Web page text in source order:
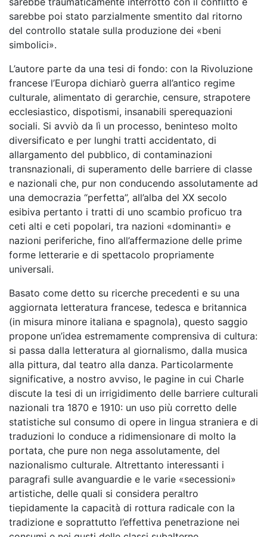
sarebbe poi stato parzialmente smentito dal ritorno
del controllo statale sulla produzione dei «beni
simbolici».
L’autore parte da una tesi di fondo: con la Rivoluzione
francese l’Europa dichiarò guerra all’antico regime
culturale, alimentato di gerarchie, censure, strapotere
ecclesiastico, dispotismi, insanabili sperequazioni
sociali. Si avviò da lì un processo, beninteso molto
diversificato e per lunghi tratti accidentato, di
allargamento del pubblico, di contaminazioni
transnazionali, di superamento delle barriere di classe
e nazionali che, pur non conducendo assolutamente ad
una democrazia “perfetta”, all’alba del XX secolo
esibiva pertanto i tratti di uno scambio proficuo tra
ceti alti e ceti popolari, tra nazioni «dominanti» e
nazioni periferiche, fino all’affermazione delle prime
forme letterarie e di spettacolo propriamente
universali.
Basato come detto su ricerche precedenti e su una
aggiornata letteratura francese, tedesca e britannica
(in misura minore italiana e spagnola), questo saggio
propone un’idea estremamente comprensiva di cultura:
si passa dalla letteratura al giornalismo, dalla musica
alla pittura, dal teatro alla danza. Particolarmente
significative, a nostro avviso, le pagine in cui Charle
discute la tesi di un irrigidimento delle barriere culturali
nazionali tra 1870 e 1910: un uso più corretto delle
statistiche sul consumo di opere in lingua straniera e di
traduzioni lo conduce a ridimensionare di molto la
portata, che pure non nega assolutamente, del
nazionalismo culturale. Altrettanto interessanti i
paragrafi sulle avanguardie e le varie «secessioni»
artistiche, delle quali si considera peraltro
tiepidamente la capacità di rottura radicale con la
tradizione e soprattutto l’effettiva penetrazione nei